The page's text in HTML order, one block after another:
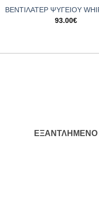
ΒΕΝΤΙΛΑΤΕΡ ΨΥΓΕΙΟY
93.00€
ΕΞΑΝΤΛΗΜΈΝΟ